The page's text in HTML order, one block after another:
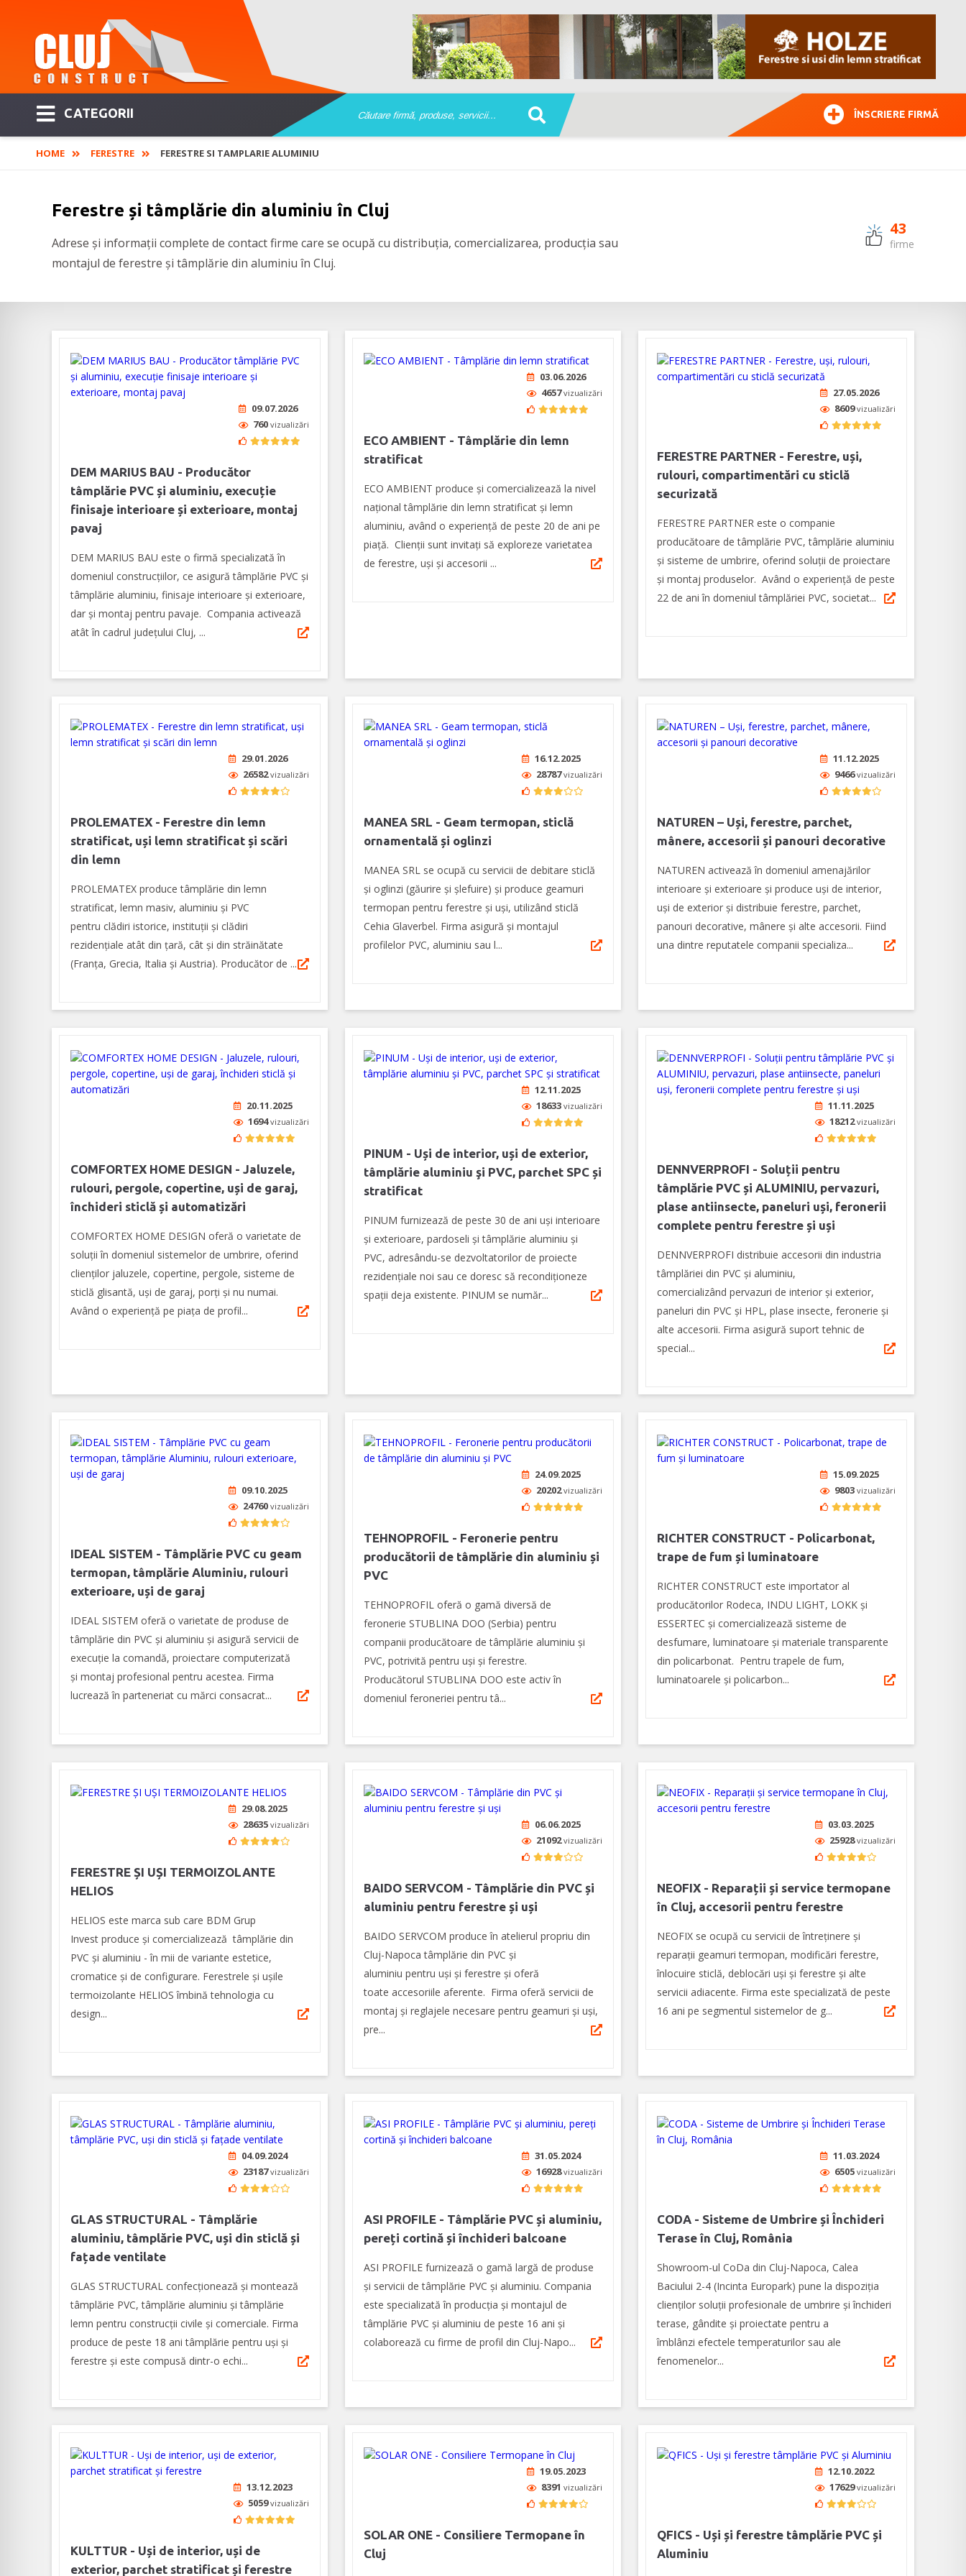
CATEGORII ÎNSCRIERE FIRMĂ
HOME FERESTRE FERESTRE SI TAMPLARIE ALUMINIU
Ferestre și tâmplărie din aluminiu în Cluj
Adrese și informații complete de contact firme care se ocupă cu distribuția, comercializarea, producția sau
montajul de ferestre și tâmplărie din aluminiu în Cluj.
43
firme
09.07.2026
760 vizualizări
DEM MARIUS BAU - Producător
tâmplărie PVC și aluminiu, execuție
finisaje interioare și exterioare, montaj
pavaj
DEM MARIUS BAU este o firmă specializată în
domeniul construcțiilor, ce asigură tâmplărie PVC și
tâmplărie aluminiu, finisaje interioare și exterioare,
dar și montaj pentru pavaje. Compania activează
atât în cadrul județului Cluj, ...
03.06.2026
4657vizualizări
ECO AMBIENT - Tâmplărie din lemn
stratificat
ECO AMBIENT produce şi comercializează la nivel
naţional tâmplărie din lemn stratificat şi lemn
aluminiu, având o experienţă de peste 20 de ani pe
piaţă. Clienţii sunt invitaţi să exploreze varietatea
de ferestre, uşi şi accesorii ...
27.05.2026
8609vizualizări
FERESTRE PARTNER - Ferestre, uși,
rulouri, compartimentări cu sticlă
securizată
FERESTRE PARTNER este o companie
producătoare de tâmplărie PVC, tâmplărie aluminiu
și sisteme de umbrire, oferind soluții de proiectare
și montaj produselor. Având o experiență de peste
22 de ani în domeniul tâmplăriei PVC, societat...
29.01.2026
26582vizualizări
PROLEMATEX - Ferestre din lemn
stratificat, uși lemn stratificat și scări
din lemn
PROLEMATEX produce tâmplărie din lemn
stratificat, lemn masiv, aluminiu și PVC
pentru clădiri istorice, instituții și clădiri
rezidențiale atât din țară, cât și din străinătate
(Franța, Grecia, Italia și Austria). Producător de ...
16.12.2025
28787vizualizări
MANEA SRL - Geam termopan, sticlă
ornamentală și oglinzi
MANEA SRL se ocupă cu servicii de debitare sticlă
și oglinzi (găurire și șlefuire) și produce geamuri
termopan pentru ferestre și uși, utilizând sticlă
Cehia Glaverbel. Firma asigură şi montajul
profilelor PVC, aluminiu sau l...
11.12.2025
9466vizualizări
NATUREN – Uși, ferestre, parchet,
mânere, accesorii și panouri decorative
NATUREN activează în domeniul amenajărilor
interioare şi exterioare şi produce uși de interior,
uși de exterior și distribuie ferestre, parchet,
panouri decorative, mânere și alte accesorii. Fiind
una dintre reputatele companii specializa...
20.11.2025
1694vizualizări
COMFORTEX HOME DESIGN - Jaluzele,
rulouri, pergole, copertine, uși de garaj,
închideri sticlă și automatizări
COMFORTEX HOME DESIGN oferă o varietate de
soluții în domeniul sistemelor de umbrire, oferind
clienților jaluzele, copertine, pergole, sisteme de
sticlă glisantă, uși de garaj, porți și nu numai.
Având o experiență pe piața de profil...
12.11.2025
18633 vizualizări
PINUM - Uși de interior, uși de exterior,
tâmplărie aluminiu şi PVC, parchet SPC și
stratificat
PINUM furnizează de peste 30 de ani uși interioare
şi exterioare, pardoseli şi tâmplărie aluminiu şi
PVC, adresându-se dezvoltatorilor de proiecte
rezidențiale noi sau ce doresc să recondiționeze
spații deja existente. PINUM se număr...
11.11.2025
18212vizualizări
DENNVERPROFI - Soluții pentru
tâmplărie PVC și ALUMINIU, pervazuri,
plase antiinsecte, paneluri uși, feronerii
complete pentru ferestre și uși
DENNVERPROFI distribuie accesorii din industria
tâmplăriei din PVC și aluminiu,
comercializând pervazuri de interior și exterior,
paneluri din PVC și HPL, plase insecte, feronerie și
alte accesorii. Firma asigură suport tehnic de
special...
09.10.2025
24760 vizualizări
IDEAL SISTEM - Tâmplărie PVC cu geam
termopan, tâmplărie Aluminiu, rulouri
exterioare, uși de garaj
IDEAL SISTEM oferă o varietate de produse de
tâmplărie din PVC și aluminiu și asigură servicii de
execuție la comandă, proiectare computerizată
și montaj profesional pentru acestea. Firma
lucrează în parteneriat cu mărci consacrat...
24.09.2025
20202vizualizări
TEHNOPROFIL - Feronerie pentru
producătorii de tâmplărie din aluminiu și
PVC
TEHNOPROFIL oferă o gamă diversă de
feronerie STUBLINA DOO (Serbia) pentru
companii producătoare de tâmplărie aluminiu şi
PVC, potrivită pentru uşi şi ferestre.
Producătorul STUBLINA DOO este activ în
domeniul feroneriei pentru tâ...
15.09.2025
9803 vizualizări
RICHTER CONSTRUCT - Policarbonat,
trape de fum și luminatoare
RICHTER CONSTRUCT este importator al
producătorilor Rodeca, INDU LIGHT, LOKK și
ESSERTEC şi comercializează sisteme de
desfumare, luminatoare şi materiale transparente
din policarbonat. Pentru trapele de fum,
luminatoarele şi policarbon...
29.08.2025
28635 vizualizări
FERESTRE ȘI UȘI TERMOIZOLANTE
HELIOS
HELIOS este marca sub care BDM Grup
Invest produce și comercializează tâmplărie din
PVC și aluminiu - în mii de variante estetice,
cromatice și de configurare. Ferestrele și ușile
termoizolante HELIOS îmbină tehnologia cu
design...
06.06.2025
21092vizualizări
BAIDO SERVCOM - Tâmplărie din PVC și
aluminiu pentru ferestre și uși
BAIDO SERVCOM produce în atelierul propriu din
Cluj-Napoca tâmplărie din PVC și
aluminiu pentru uși și ferestre şi oferă
toate accesoriile aferente. Firma oferă servicii de
montaj şi reglajele necesare pentru geamuri și uși,
pre...
03.03.2025
25928vizualizări
NEOFIX - Reparații și service termopane
în Cluj, accesorii pentru ferestre
NEOFIX se ocupă cu servicii de întreținere și
reparații geamuri termopan, modificări ferestre,
înlocuire sticlă, deblocări uși și ferestre și alte
servicii adiacente. Firma este specializată de peste
16 ani pe segmentul sistemelor de g...
04.09.2024
23187vizualizări
GLAS STRUCTURAL - Tâmplărie
aluminiu, tâmplărie PVC, uși din sticlă și
fațade ventilate
GLAS STRUCTURAL confecționează și montează
tâmplărie PVC, tâmplărie aluminiu și tâmplărie
lemn pentru construcții civile și comerciale. Firma
produce de peste 18 ani tâmplărie pentru uși și
ferestre și este compusă dintr-o echi...
31.05.2024
16928vizualizări
ASI PROFILE - Tâmplărie PVC și aluminiu,
pereți cortină și închideri balcoane
ASI PROFILE furnizează o gamă largă de produse
și servicii de tâmplărie PVC și aluminiu. Compania
este specializată în producția și montajul de
tâmplărie PVC și aluminiu de peste 16 ani și
colaborează cu firme de profil din Cluj-Napo...
11.03.2024
6505 vizualizări
CODA - Sisteme de Umbrire și Închideri
Terase în Cluj, România
Showroom-ul CoDa din Cluj-Napoca, Calea
Baciului 2-4 (Incinta Europark) pune la dispoziția
clienților soluții profesionale de umbrire și închideri
terase, gândite și proiectate pentru a
îmblânzi efectele temperaturilor sau ale
fenomenelor...
13.12.2023
5059vizualizări
KULTTUR - Uși de interior, uși de
exterior, parchet stratificat și ferestre
19.05.2023
8391 vizualizări
SOLAR ONE - Consiliere Termopane în
Cluj
12.10.2022
17629vizualizări
QFICS - Uși și ferestre tâmplărie PVC și
Aluminiu